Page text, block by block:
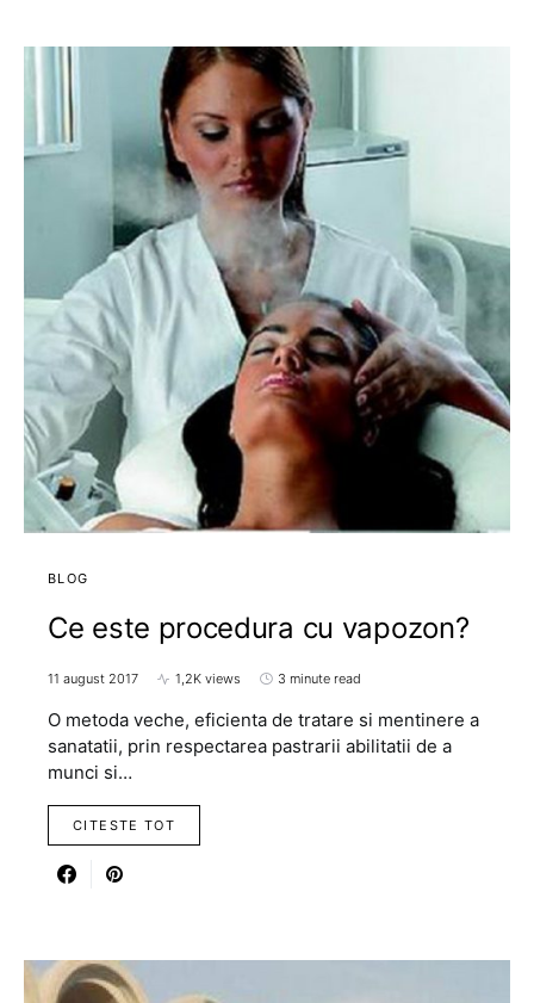
BLOG
Ce este procedura cu vapozon?
11 august 2017 1,2K views 3 minute read
O metoda veche, eficienta de tratare si mentinere a
sanatatii, prin respectarea pastrarii abilitatii de a
munci si…
CITESTE TOT